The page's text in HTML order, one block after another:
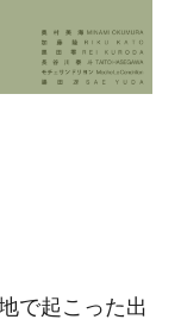
で起こった出